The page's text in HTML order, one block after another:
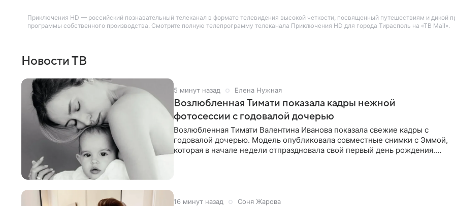
Приключения HD — российский познавательный телеканал в формате телевидения высокой четкости, посвященный путешествиям и дикой
программы собственного производства. Смотрите полную телепрограмму телеканала Приключения HD для города Тирасполь на «ТВ Mail».
Новости ТВ
5 минут назад Елена Нужная
Возлюбленная Тимати показала кадры нежной
фотосессии с годовалой дочерью
Возлюбленная Тимати Валентина Иванова показала свежие кадры с
годовалой дочерью. Модель опубликовала совместные снимки с Эммой,
которая в начале недели отпраздновала свой первый день рождения.
16 минут назад Соня Жарова